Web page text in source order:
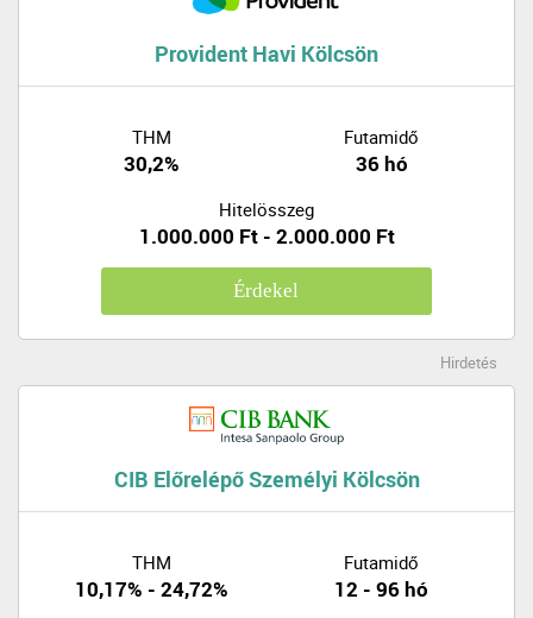
Provident Havi Kölcsön
THM
30,2%
Futamidő
36 hó
Hitelösszeg
1.000.000 Ft - 2.000.000 Ft
Érdekel
Hirdetés
CIB Előrelépő Személyi Kölcsön
THM
10,17% - 24,72%
Futamidő
12 - 96 hó